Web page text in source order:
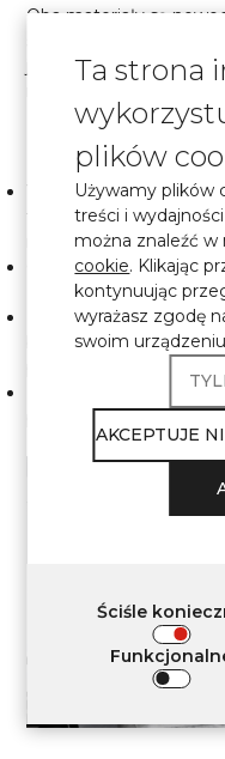
Oba materiały są
jednak różnią się
Najważniejsze różnice:
Wytrzymałość i
twardszy i bardziej
mechaniczne, akryl
Odporność na
znosi wysokie
Możliwości projektowe.
bez widocznych
Naprawialność.
podczas gdy kwarc
Ta strona
plików
Używamy plików
treści i
można znaleźć w
cookie. Klikając
kontynuując
wyrażasz zgodę
swoim
AKCEPTUJE
Ściśle